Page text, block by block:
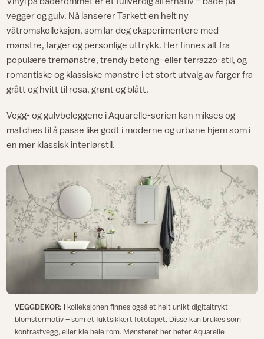
vegger og gulv. Nå lanserer Tarkett en helt ny
våtromskolleksjon, som lar deg eksperimentere med
mønstre, farger og personlige uttrykk. Her finnes alt fra
populære tremønstre, trendy betong- eller terrazzo-stil, og
romantiske og klassiske mønstre i et stort utvalg av farger fra
grått og hvitt til rosa, grønt og blått.
Vegg- og gulvbeleggene i Aquarelle-serien kan mikses og
matches til å passe like godt i moderne og urbane hjem som i
en mer klassisk interiørstil.
VEGGDEKOR: I kolleksjonen finnes også et helt unikt digitaltrykt
blomstermotiv – som et fuktsikkert fototapet. Disse kan brukes som
kontrastvegg, eller kle hele rom. Mønsteret her heter Aquarelle